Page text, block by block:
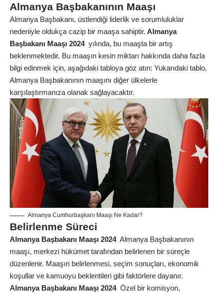
Almanya Başbakanının Maaşı
Almanya Başbakanı, üstlendiği liderlik ve sorumluluklar
nedeniyle oldukça cazip bir maaşa sahiptir. Almanya
Başbakanı Maaşı 2024 yılında, bu maaşta bir artış
beklenmektedir. Bu maaşın kesin miktarı hakkında daha fazla
bilgi edinmek için, aşağıdaki tabloya göz atın: Yukarıdaki tablo,
Almanya Başbakanının maaşını diğer ülkelerle
karşılaştırmanıza olanak sağlayacaktır.
Almanya Cumhurbaşkanı Maaşı Ne Kadar?
Belirlenme Süreci
Almanya Başbakanı Maaşı 2024 Almanya Başbakanının
maaşı, merkezi hükümet tarafından belirlenen bir süreçle
düzenlenir. Maaşın belirlenmesi, seçim sonuçları, ekonomik
koşullar ve kamuoyu beklentileri gibi faktörlere dayanır.
Almanya Başbakanı Maaşı 2024 Özel bir komisyon,